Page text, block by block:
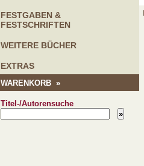
FESTGABEN &
FESTSCHRIFTEN
WEITERE BÜCHER
EXTRAS
WARENKORB »
Titel-/Autorensuche